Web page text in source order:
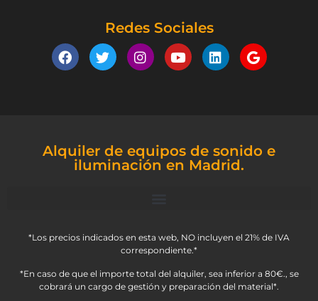
Redes Sociales
Alquiler de equipos de sonido e
iluminación en Madrid.
*Los precios indicados en esta web, NO incluyen el 21% de IVA
correspondiente.*
*En caso de que el importe total del alquiler, sea inferior a 80€., se
cobrará un cargo de gestión y preparación del material*.